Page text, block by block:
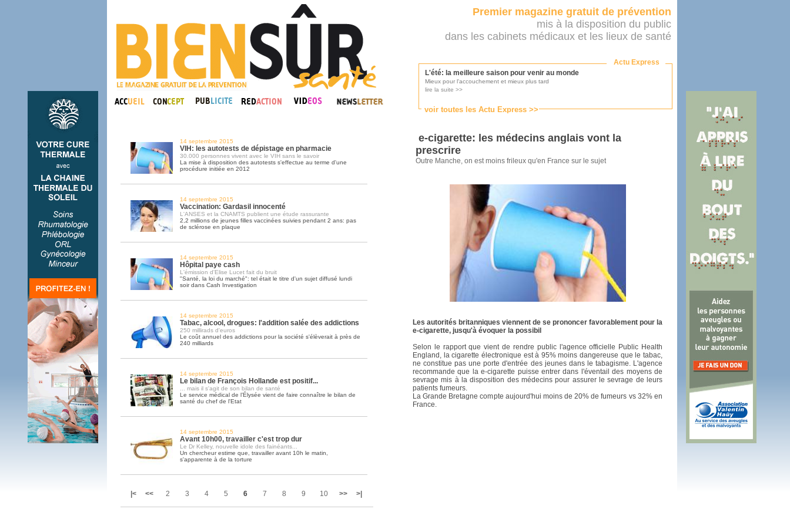
Premier magazine gratuit de prévention
mis à la disposition du public
dans les cabinets médicaux et les lieux de santé
Actu Express
voir toutes les Actu Express >>
L'été: la meilleure saison pour venir au monde
Mieux pour l'accouchement et mieux plus tard
lire la suite >>
Consultés par l'Ordre des médecins, pas par le ministère...
lire la suite >>
La pub au service des praticiens?
DMP, l'Arlésienne va devenir réalité
Déploiement prévu au 4ème trimestre 2016
Soins palliatifs: 40 millions de plus en 2016
La journée mondiale des soins palliatifs n'a pas été inutile
lire la suite >>
14 septembre 2015
VIH: les autotests de dépistage en pharmacie
30.000 personnes vivent avec le VIH sans le savoir
La mise à disposition des autotests s'effectue au terme d'une
procédure initiée en 2012
14 septembre 2015
Vaccination: Gardasil innocenté
L'ANSES et la CNAMTS publient une étude rassurante
2,2 millions de jeunes filles vaccinées suivies pendant 2 ans: pas
de sclérose en plaque
14 septembre 2015
Hôpital paye cash
L'émission d'Elise Lucet fait du bruit
"Santé, la loi du marché": tel était le titre d'un sujet diffusé lundi
soir dans Cash Investigation
14 septembre 2015
Tabac, alcool, drogues: l'addition salée des addictions
250 millirads d'euros
Le coût annuel des addictions pour la société s'élèverait à près de
240 milliards
14 septembre 2015
Le bilan de François Hollande est positif...
... mais il s'agit de son bilan de santé
Le service médical de l’Élysée vient de faire connaître le bilan de
santé du chef de l'Etat
14 septembre 2015
Avant 10h00, travailler c'est trop dur
Le Dr Kelley, nouvelle idole des fainéants...
Un chercheur estime que, travailler avant 10h le matin,
s'apparente à de la torture
|< << 2 3 4 5 6 7 8 9 10 >> >|
e-cigarette: les médecins anglais vont la
prescrire
Outre Manche, on est moins frileux qu'en France sur le sujet
Les autorités britanniques viennent de se prononcer favorablement pour la
e-cigarette, jusqu'à évoquer la possibil
Selon le rapport que vient de rendre public l'agence officielle Public Health
England, la cigarette électronique est à 95% moins dangereuse que le tabac,
ne constitue pas une porte d'entrée des jeunes dans le tabagisme. L'agence
recommande que la e-cigarette puisse entrer dans l'éventail des moyens de
sevrage mis à la disposition des médecins pour assurer le sevrage de leurs
patients fumeurs.
La Grande Bretagne compte aujourd'hui moins de 20% de fumeurs vs 32% en
France.